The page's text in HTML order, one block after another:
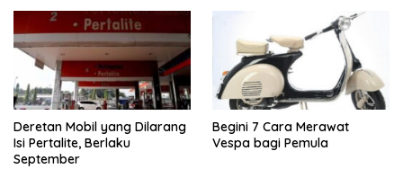
Deretan Mobil yang Dilarang
Isi Pertalite, Berlaku
September
Begini 7 Cara Merawat
Vespa bagi Pemula